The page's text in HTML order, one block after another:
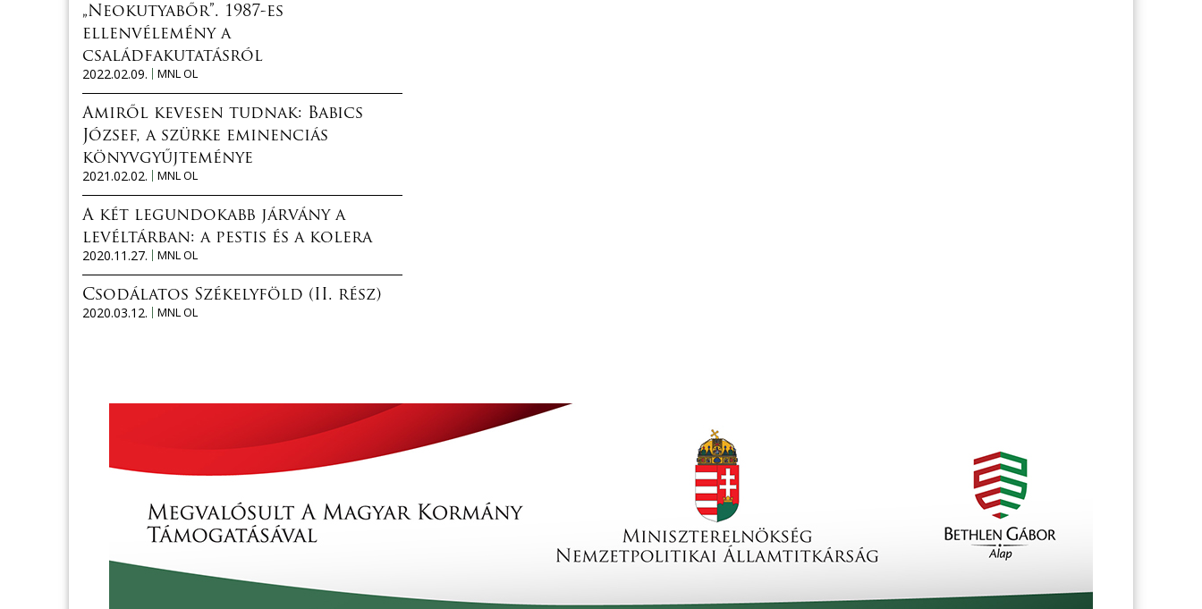
„Neokutyabőr”. 1987-es
ellenvélemény a
családfakutatásról
2022.02.09.
MNL OL
Amiről kevesen tudnak: Babics
József, a szürke eminenciás
könyvgyűjteménye
2021.02.02.
MNL OL
A két legundokabb járvány a
levéltárban: a pestis és a kolera
2020.11.27.
MNL OL
Csodálatos Székelyföld (II. rész)
2020.03.12.
MNL OL